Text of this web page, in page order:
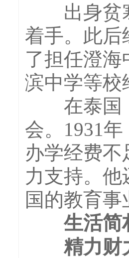
出身贫寒
着手。此后
了担任澄
滨中学等校
在泰国，
会。1931
办学经费
力支持。
国的教育
生活简
精力财